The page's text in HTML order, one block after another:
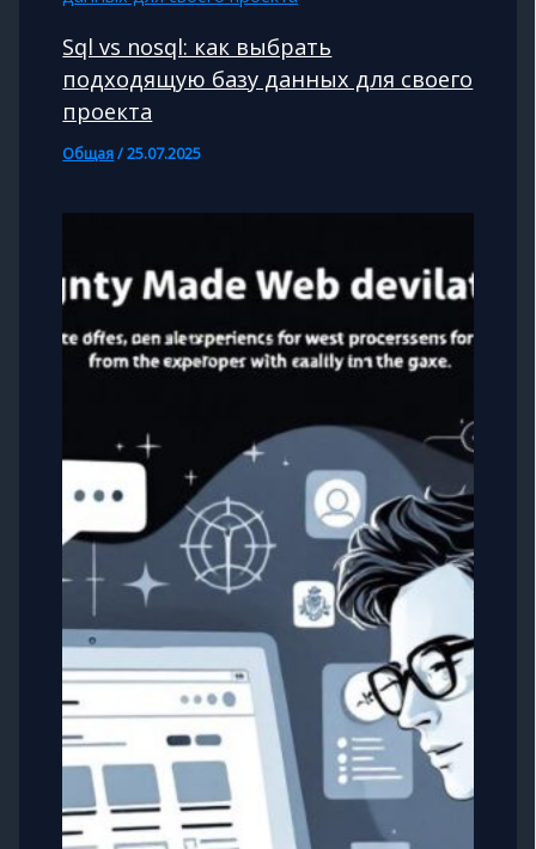
Sql vs nosql: как выбрать
подходящую базу данных для своего
проекта
Общая/25.07.2025